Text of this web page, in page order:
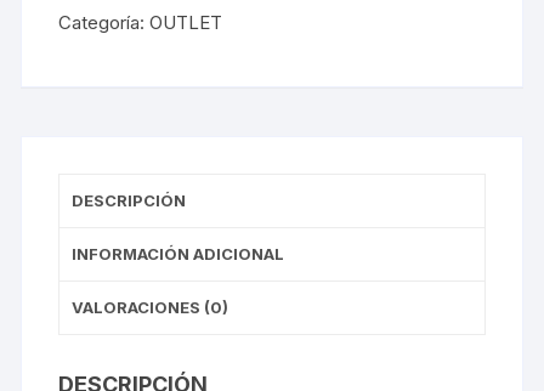
Teca
Categoría:OUTLET
DESCRIPCIÓN
INFORMACIÓN ADICIONAL
VALORACIONES (0)
DESCRIPCIÓN